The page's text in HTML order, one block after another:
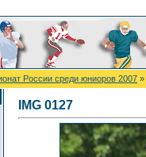
России среди юниоров 2007 »
IMG 0127